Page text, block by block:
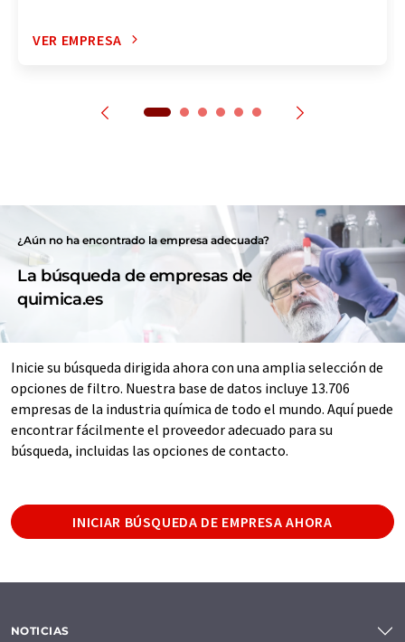
VER EMPRESA
¿Aún no ha encontrado la empresa adecuada?
La búsqueda de empresas de
quimica.es
Inicie su búsqueda dirigida ahora con una amplia selección de
opciones de filtro. Nuestra base de datos incluye 13.706
empresas de la industria química de todo el mundo. Aquí puede
encontrar fácilmente el proveedor adecuado para su
búsqueda, incluidas las opciones de contacto.
INICIAR BÚSQUEDA DE EMPRESA AHORA
NOTICIAS